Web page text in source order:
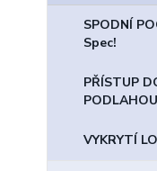
SPODNÍ
Spec!
PŘÍSTUP
VYKRYTÍ